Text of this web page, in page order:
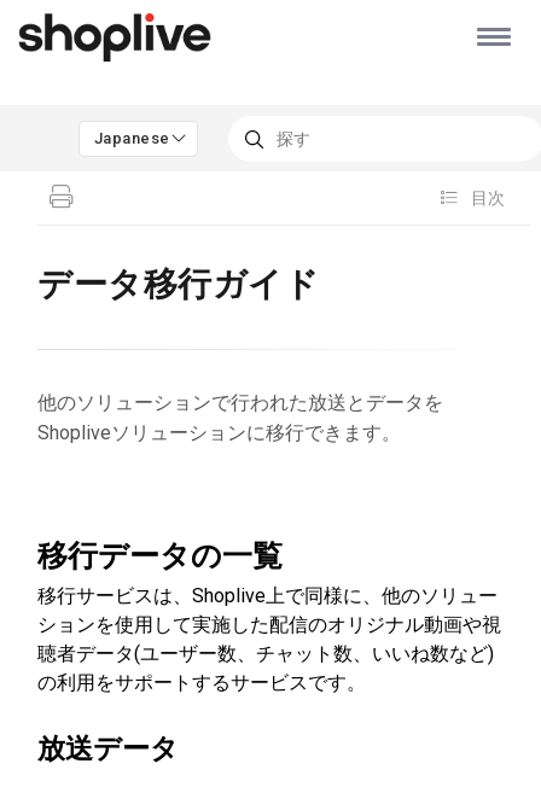
Japanese
目次
データ移行ガイド
他のソリューションで行われた放送とデータを
Shopliveソリューションに移行できます。
移行データの一覧
移行サービスは、Shoplive上で同様に、他のソリュー
ションを使用して実施した配信のオリジナル動画や視
聴者データ(ユーザー数、チャット数、いいね数など)
の利用をサポートするサービスです。
放送データ